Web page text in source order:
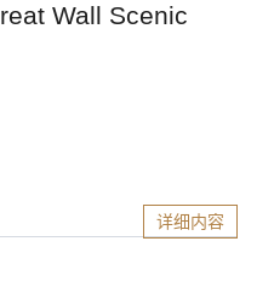
Wall Scenic
详细内容